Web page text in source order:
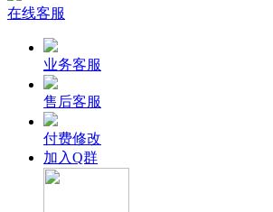
在线客服
业务客服
售后客服
付费修改
加入Q群